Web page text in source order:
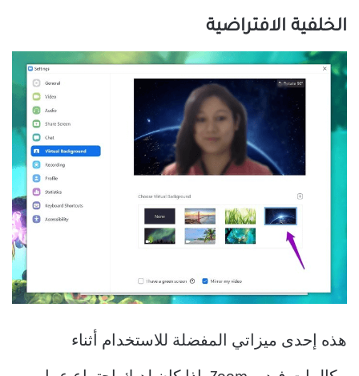
الخلفية الافتراضية
هذه إحدى ميزاتي المفضلة للاستخدام أثناء